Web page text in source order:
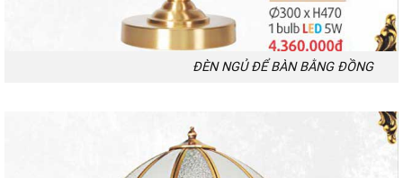
ĐÈN NGỦ ĐỂ BÀN BẰNG ĐỒNG